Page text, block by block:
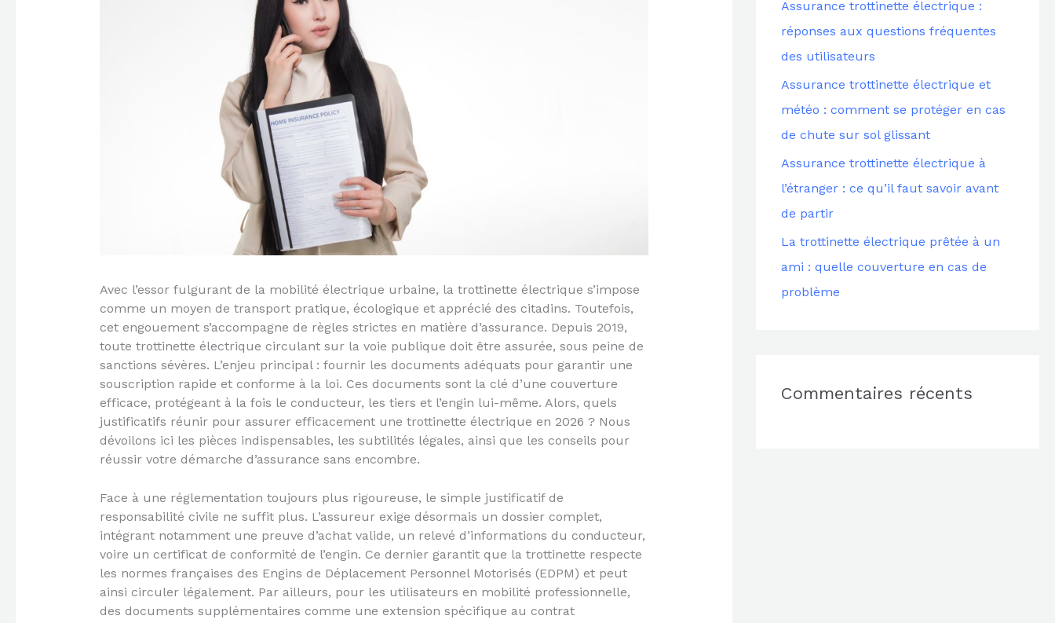
Avec l’essor fulgurant de la mobilité électrique urbaine, la trottinette électrique s’impose
comme un moyen de transport pratique, écologique et apprécié des citadins. Toutefois,
cet engouement s’accompagne de règles strictes en matière d’assurance. Depuis 2019,
toute trottinette électrique circulant sur la voie publique doit être assurée, sous peine de
sanctions sévères. L’enjeu principal : fournir les documents adéquats pour garantir une
souscription rapide et conforme à la loi. Ces documents sont la clé d’une couverture
efficace, protégeant à la fois le conducteur, les tiers et l’engin lui-même. Alors, quels
justificatifs réunir pour assurer efficacement une trottinette électrique en 2026 ? Nous
dévoilons ici les pièces indispensables, les subtilités légales, ainsi que les conseils pour
réussir votre démarche d’assurance sans encombre.
Face à une réglementation toujours plus rigoureuse, le simple justificatif de
responsabilité civile ne suffit plus. L’assureur exige désormais un dossier complet,
intégrant notamment une preuve d’achat valide, un relevé d’informations du conducteur,
voire un certificat de conformité de l’engin. Ce dernier garantit que la trottinette respecte
les normes françaises des Engins de Déplacement Personnel Motorisés (EDPM) et peut
ainsi circuler légalement. Par ailleurs, pour les utilisateurs en mobilité professionnelle,
des documents supplémentaires comme une extension spécifique au contrat
c
h
e
r
:
Assurance trottinette électrique :
réponses aux questions fréquentes
des utilisateurs
Assurance trottinette électrique et
météo : comment se protéger en cas
de chute sur sol glissant
Assurance trottinette électrique à
l’étranger : ce qu’il faut savoir avant
de partir
La trottinette électrique prêtée à un
ami : quelle couverture en cas de
problème
Commentaires récents